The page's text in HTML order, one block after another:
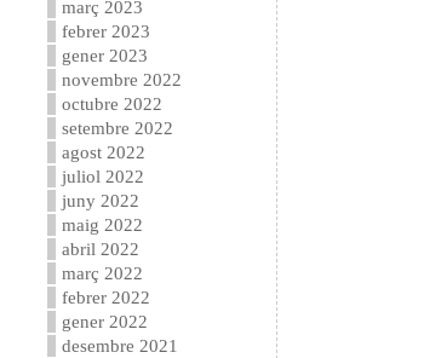
març 2023
febrer 2023
gener 2023
novembre 2022
octubre 2022
setembre 2022
agost 2022
juliol 2022
juny 2022
maig 2022
abril 2022
març 2022
febrer 2022
gener 2022
desembre 2021